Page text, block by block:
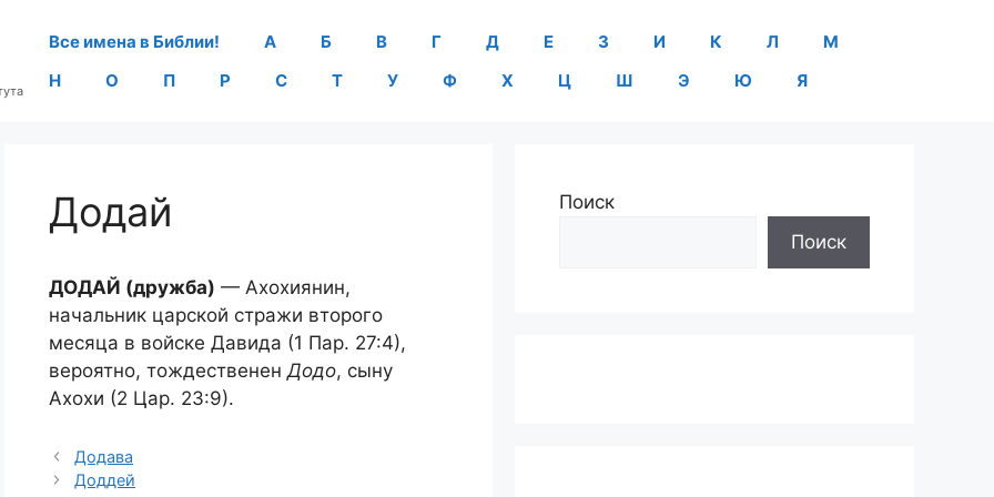
Все имена в Библии! А Б В Г Д Е З И К Л
М
Н
О П Р С Т У Ф Х Ц Ш Э Ю Я
Додай
ДОДАЙ (дружба) — Ахохиянин,
начальник царской стражи второго
месяца в войске Давида (1 Пар. 27:4),
вероятно, тождествененДодо, сыну
Ахохи (2 Цар. 23:9).
Додава
Доддей
Поиск
Поиск